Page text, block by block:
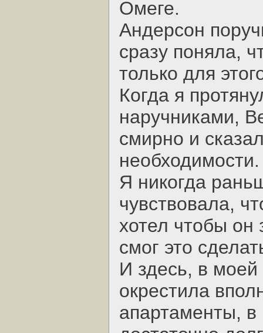
Омеге.
Андерсон
сразу поняла,
только для
Когда я
наручниками,
смирно и
необходимости.
Я никогда
чувствовала,
хотел чтобы
смог это
И здесь, в моей
окрестила
апартаменты,